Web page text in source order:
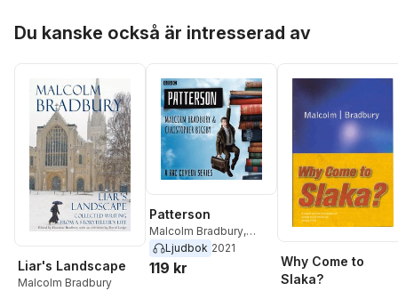
Du kanske också är intresserad av
Liar's Landscape
Malcolm Bradbury
Patterson
Malcolm Bradbury,
Christopher Bigsby
Ljudbok 2021
119 kr
Why Come to
Slaka?